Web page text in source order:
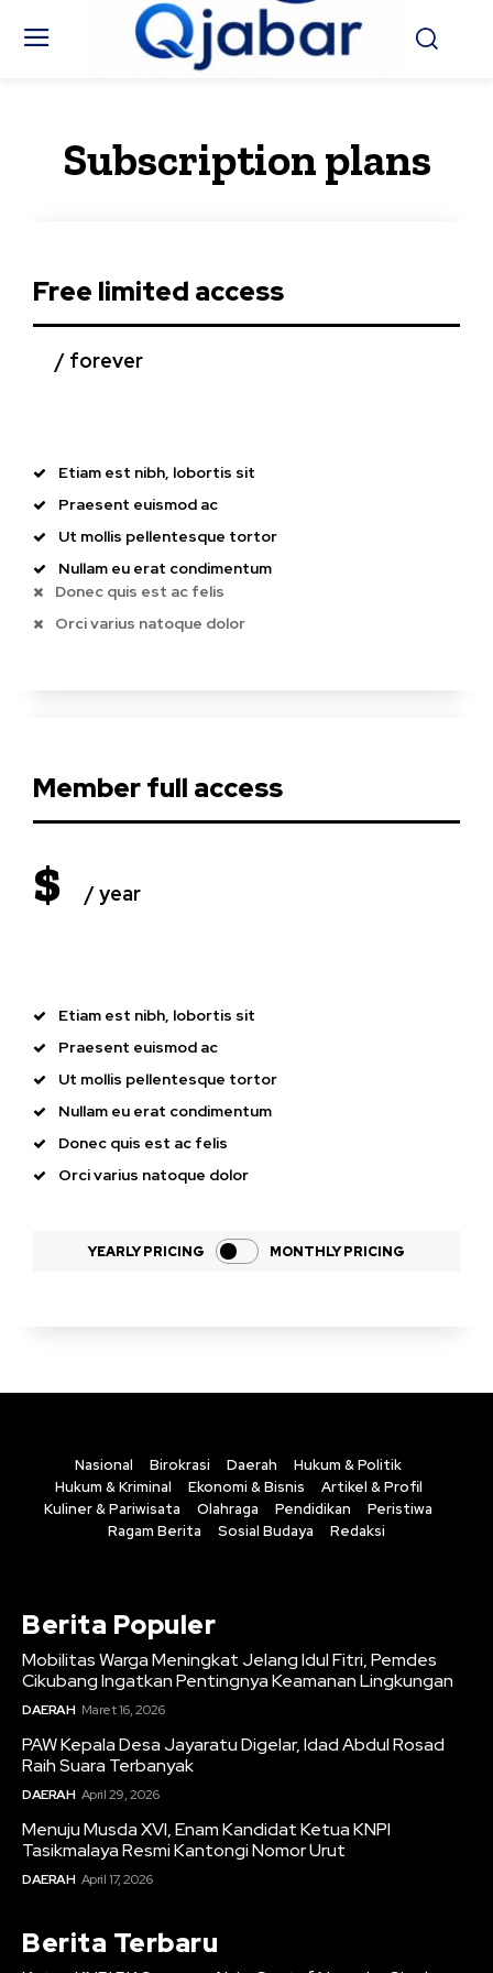
Subscription plans
Free limited access
/ forever
Etiam est nibh, lobortis sit
Praesent euismod ac
Ut mollis pellentesque tortor
Nullam eu erat condimentum
Donec quis est ac felis
Orci varius natoque dolor
Member full access
$ / year
Etiam est nibh, lobortis sit
Praesent euismod ac
Ut mollis pellentesque tortor
Nullam eu erat condimentum
Donec quis est ac felis
Orci varius natoque dolor
YEARLY PRICING MONTHLY PRICING
Nasional Birokrasi Daerah
Hukum & Politik
Hukum & Kriminal
Ekonomi & Bisnis
Artikel & Profil
Kuliner & Pariwisata
Olahraga Pendidikan
Peristiwa
Ragam Berita
Sosial Budaya Redaksi
Berita Populer
Mobilitas Warga Meningkat Jelang Idul Fitri, Pemdes
Cikubang Ingatkan Pentingnya Keamanan Lingkungan
DAERAH Maret 16, 2026
PAW Kepala Desa Jayaratu Digelar, Idad Abdul Rosad
Raih Suara Terbanyak
DAERAH April 29, 2026
Menuju Musda XVI, Enam Kandidat Ketua KNPI
Tasikmalaya Resmi Kantongi Nomor Urut
DAERAH April 17, 2026
Berita Terbaru